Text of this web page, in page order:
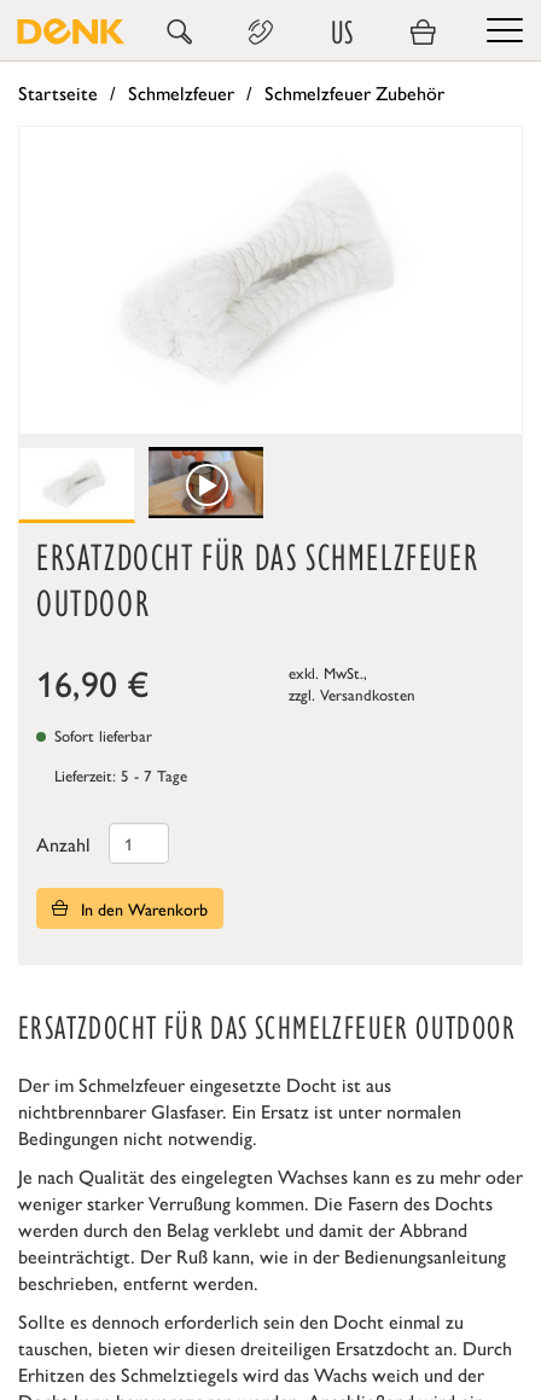
US
Startseite Schmelzfeuer Schmelzfeuer Zubehör
ERSATZDOCHT FÜR DAS SCHMELZFEUER
OUTDOOR
16,90 €
exkl. MwSt.,
zzgl. Versandkosten
Sofort lieferbar
Lieferzeit: 5 - 7 Tage
Anzahl
In den Warenkorb
ERSATZDOCHT FÜR DAS SCHMELZFEUER OUTDOOR
Der im Schmelzfeuer eingesetzte Docht ist aus
nichtbrennbarer Glasfaser. Ein Ersatz ist unter normalen
Bedingungen nicht notwendig.
Je nach Qualität des eingelegten Wachses kann es zu mehr oder
weniger starker Verrußung kommen. Die Fasern des Dochts
werden durch den Belag verklebt und damit der Abbrand
beeinträchtigt. Der Ruß kann, wie in der Bedienungsanleitung
beschrieben, entfernt werden.
Sollte es dennoch erforderlich sein den Docht einmal zu
tauschen, bieten wir diesen dreiteiligen Ersatzdocht an. Durch
Erhitzen des Schmelztiegels wird das Wachs weich und der